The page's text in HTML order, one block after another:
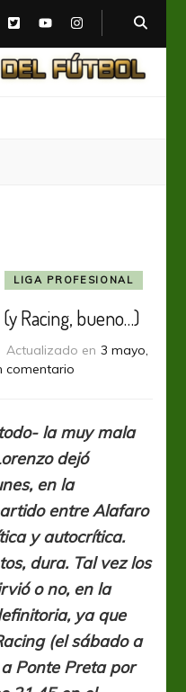
LIGA PROFESIONAL
Racing, bueno…)
Actualizado en 3 mayo,
comentarioen
el
clásico
(y
Racing,
bueno…)
la muy mala
dejó
en la
entre Alafaro
y autocrítica.
dura. Tal vez los
o no, en la
ya que
(el sábado a
Ponte Preta por